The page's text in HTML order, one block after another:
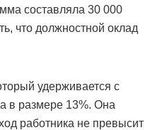
составляла 30 000
что должностной оклад
удерживается с
в размере 13%. Она
работника не превысит